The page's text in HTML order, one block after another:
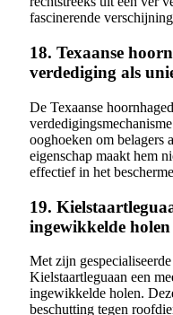
fascinerende
18. Texaanse
verdediging als
De Texaanse
ooghoeken om belagers
eigenschap maakt hem
effectief in het
19.
ingewikkelde holen
Met zijn
Kielstaartleguaan een
ingewikkelde holen.
beschutting tegen